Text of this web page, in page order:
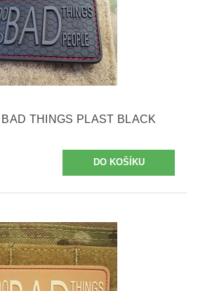
THINGS PLAST BLACK